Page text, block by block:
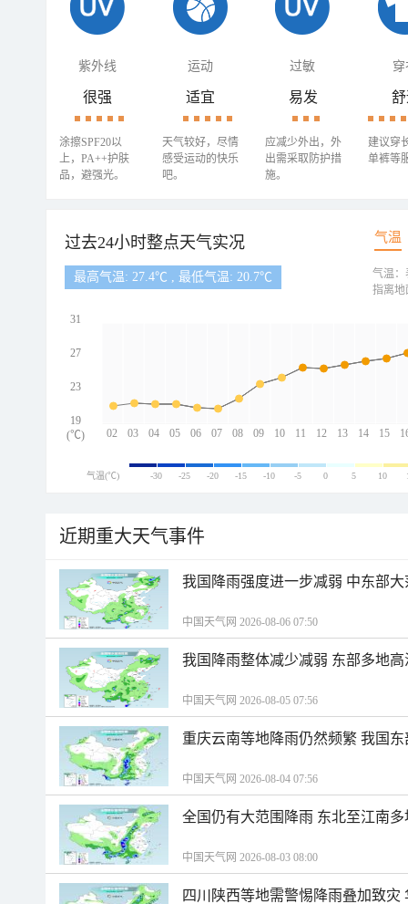
紫外线 运动 过敏 穿
很强
涂擦SPF20以
上，PA++护肤
品，避强光。
适宜
天气较好，尽情
感受运动的快乐
吧。
易发
应减少外出，外
出需采取防护措
施。
建议穿
单裤等
过去24小时整点天气实况 气温
最高气温: 27.4℃ , 最低气温: 20.7℃
02 03 04 05 06 07 08 09 10 11 12 13 14 15
31
27
23
19
(℃)
气温：
指离地
气温(℃) -30 -25 -20 -15 -10 -5 0 5 10
近期重大天气事件
我国降雨强度进一步减弱 中东部
中国天气网 2026-08-06 07:50
我国降雨整体减少减弱 东部多地
中国天气网 2026-08-05 07:56
重庆云南等地降雨仍然频繁 我国
中国天气网 2026-08-04 07:56
全国仍有大范围降雨 东北至江南
中国天气网 2026-08-03 08:00
四川陕西等地需警惕降雨叠加致